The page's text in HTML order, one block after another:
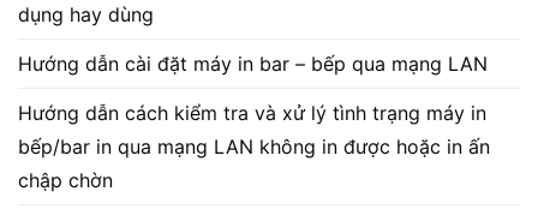
dụng hay dùng
Hướng dẫn cài đặt máy in bar – bếp qua mạng LAN
Hướng dẫn cách kiểm tra và xử lý tình trạng máy in
bếp/bar in qua mạng LAN không in được hoặc in ấn
chập chờn